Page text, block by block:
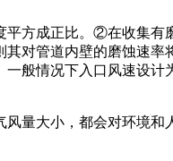
方成正比。②在收集
对管道内壁的磨蚀速
般情况下入口风速设
量大小，都会对环境